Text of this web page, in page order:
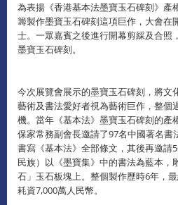
為表揚《香港基本法墨寶玉石碑刻》產
籌製作墨寶玉石碑刻這項巨作，大會在
士。一眾嘉賓之後進行開幕剪綵及合照
墨寶玉石碑刻。
今次展覽會展示的墨寶玉石碑刻，將文
藝術及書法愛好者視為藝術巨作，整個
機。當年《基本法》墨寶玉石碑刻的產
保家常務副會長邀請了97名中國著名書
書寫《基本法》全部條文，其後再邀請
民族）以《墨寶集》中的書法為藍本，
石」玉石板塊上。整個製作歷時6年，
耗資7,000萬人民幣。